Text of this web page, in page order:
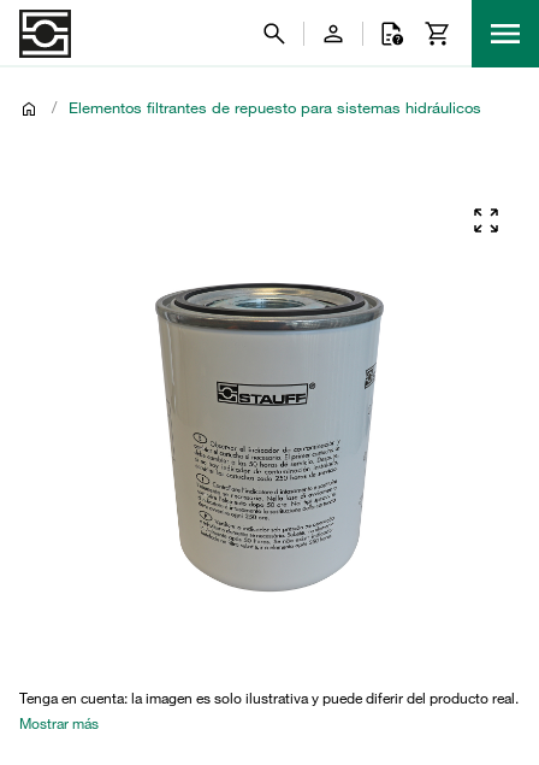
/ Elementos filtrantes de repuesto para sistemas hidráulicos
Tenga en cuenta: la imagen es solo ilustrativa y puede diferir del producto real.
Mostrar más